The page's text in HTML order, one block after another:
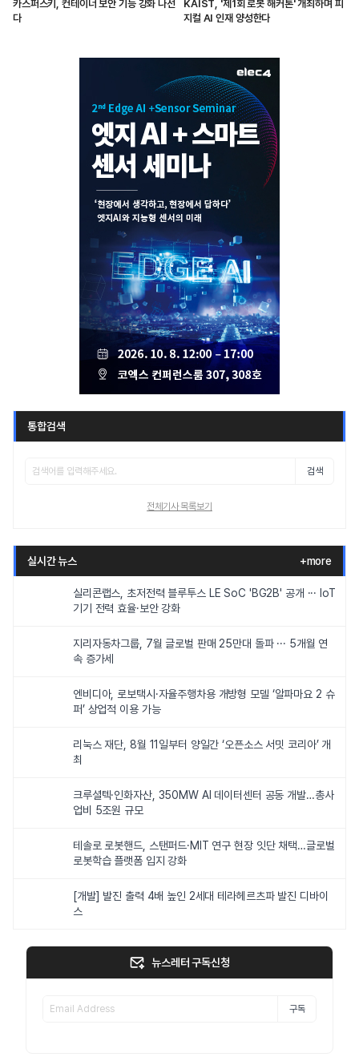
카스퍼스키, 컨테이너 보안 기능 강화 나선
다
KAIST, '제1회 로봇 해커톤' 개최하며 피
지컬 AI 인재 양성한다
통합검색
검색
전체기사 목록보기
실시간 뉴스 +more
실리콘랩스, 초저전력 블루투스 LE SoC 'BG2B' 공개 ··· IoT
기기 전력 효율·보안 강화
지리자동차그룹, 7월 글로벌 판매 25만대 돌파 ··· 5개월 연
속 증가세
엔비디아, 로보택시·자율주행차용 개방형 모델 ‘알파마요 2 슈
퍼’ 상업적 이용 가능
리눅스 재단, 8월 11일부터 양일간 ‘오픈소스 서밋 코리아’ 개
최
크루셜텍·인화자산, 350MW AI 데이터센터 공동 개발…총사
업비 5조원 규모
테솔로 로봇핸드, 스탠퍼드·MIT 연구 현장 잇단 채택…글로벌
로봇학습 플랫폼 입지 강화
[개발] 발진 출력 4배 높인 2세대 테라헤르츠파 발진 디바이
스
뉴스레터 구독신청
구독